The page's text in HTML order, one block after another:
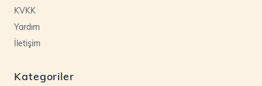
KVKK
Yardım
İletişim
Kategoriler